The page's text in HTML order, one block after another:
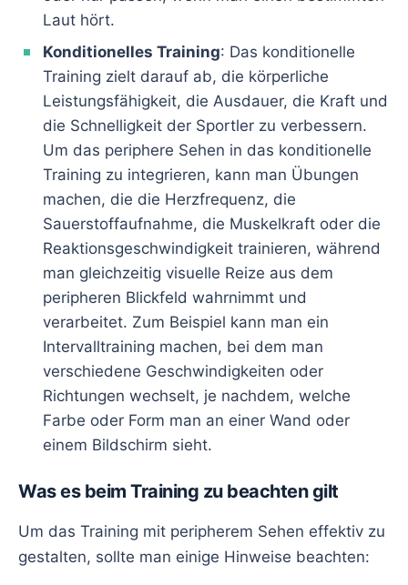
Laut hört.
Konditionelles Training: Das konditionelle
Training zielt darauf ab, die körperliche
Leistungsfähigkeit, die Ausdauer, die Kraft und
die Schnelligkeit der Sportler zu verbessern.
Um das periphere Sehen in das konditionelle
Training zu integrieren, kann man Übungen
machen, die die Herzfrequenz, die
Sauerstoffaufnahme, die Muskelkraft oder die
Reaktionsgeschwindigkeit trainieren, während
man gleichzeitig visuelle Reize aus dem
peripheren Blickfeld wahrnimmt und
verarbeitet. Zum Beispiel kann man ein
Intervalltraining machen, bei dem man
verschiedene Geschwindigkeiten oder
Richtungen wechselt, je nachdem, welche
Farbe oder Form man an einer Wand oder
einem Bildschirm sieht.
Was es beim Training zu beachten gilt
Um das Training mit peripherem Sehen effektiv zu
gestalten, sollte man einige Hinweise beachten: